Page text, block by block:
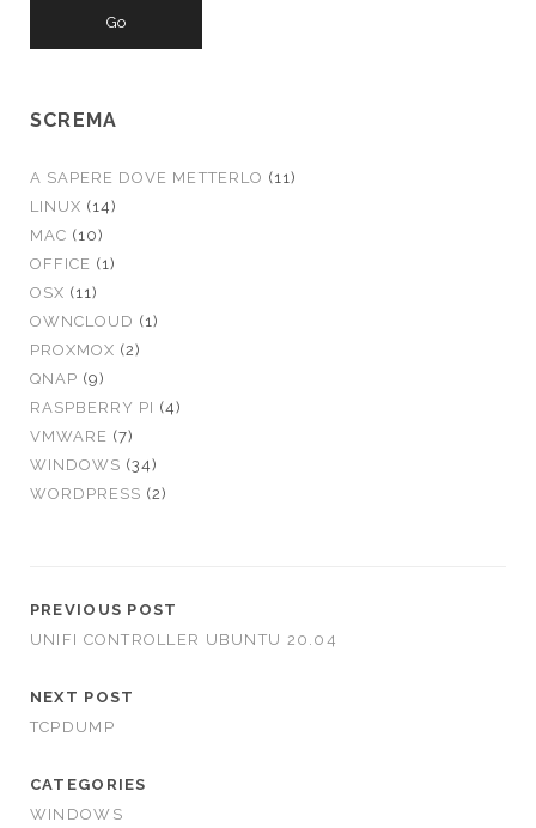
SCREMA
A SAPERE DOVE METTERLO (11)
LINUX (14)
MAC (10)
OFFICE (1)
OSX (11)
OWNCLOUD (1)
PROXMOX (2)
QNAP (9)
RASPBERRY PI (4)
VMWARE (7)
WINDOWS (34)
WORDPRESS (2)
PREVIOUS POST
UNIFI CONTROLLER UBUNTU 20.04
NEXT POST
TCPDUMP
CATEGORIES
WINDOWS